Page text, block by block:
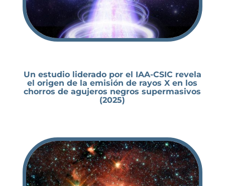
Un estudio liderado por el IAA-CSIC revela
el origen de la emisión de rayos X en los
chorros de agujeros negros supermasivos
(2025)